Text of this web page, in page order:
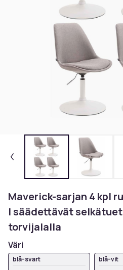
Maverick-sarjan 4 kpl
I säädettävät
torvijalalla
Väri
blå-svart
blå-vit